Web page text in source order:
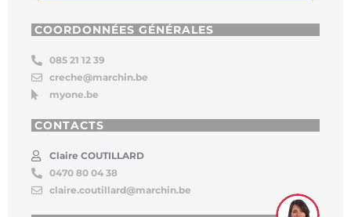
COORDONNÉES GÉNÉRALES
085 21 12 39
creche@marchin.be
myone.be
CONTACTS
Claire COUTILLARD
0470 80 04 38
claire.coutillard@marchin.be